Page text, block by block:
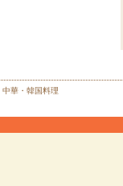
中華・韓国料理